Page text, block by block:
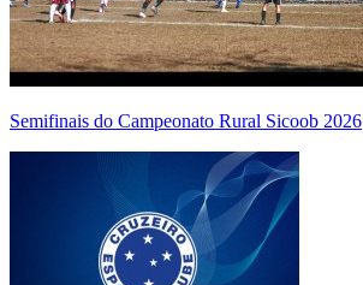
Semifinais do Campeonato Rural Sicoob 2026